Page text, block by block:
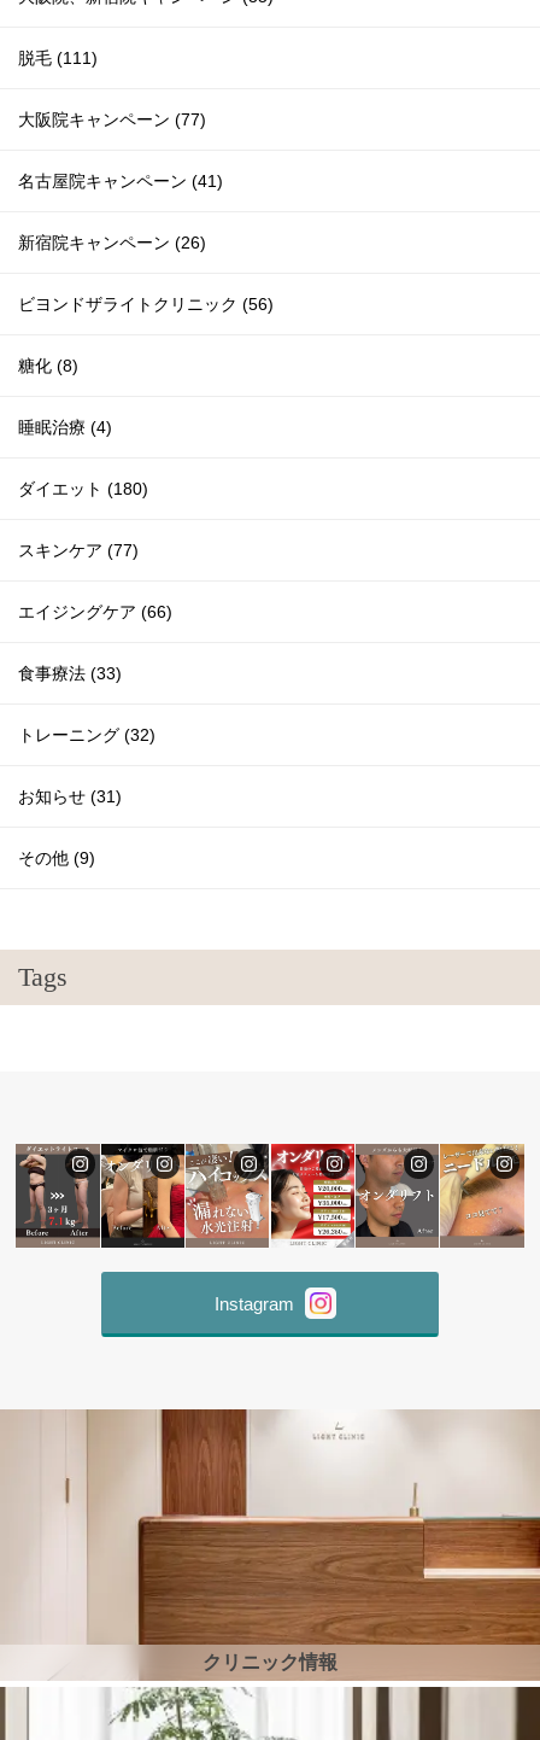
脱毛 (111)
大阪院キャンペーン (77)
名古屋院キャンペーン (41)
新宿院キャンペーン (26)
ビヨンドザライトクリニック (56)
糖化 (8)
睡眠治療 (4)
ダイエット (180)
スキンケア (77)
エイジングケア (66)
食事療法 (33)
トレーニング (32)
お知らせ (31)
その他 (9)
Tags
Instagram
クリニック情報